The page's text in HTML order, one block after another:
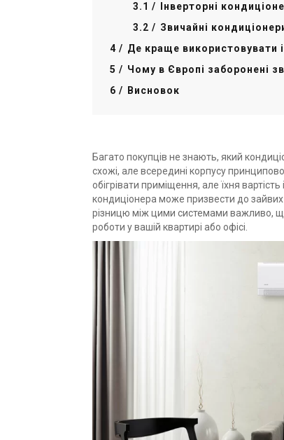
Інверторні
Звичайні
Де краще використовувати
Чому в Європі заборонені
Висновок
Багато покупців не знають, який
схожі, але всередині корпусу
обігрівати приміщення, але їхня
кондиціонера може призвести до
різницю між цими системами важливо,
роботи у вашій квартирі або офісі.